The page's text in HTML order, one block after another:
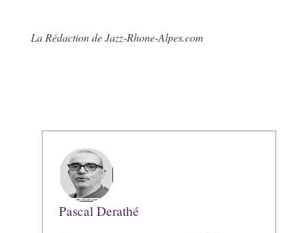
La Rédaction de Jazz-Rhone-Alpes.com
Pascal Derathé